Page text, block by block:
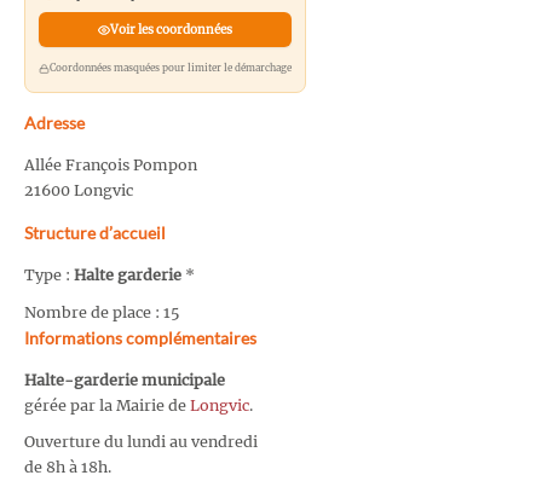
Voir les coordonnées
Coordonnées masquées pour limiter le démarchage
Adresse
Allée François Pompon
21600 Longvic
Structure d’accueil
Type : Halte garderie *
Nombre de place : 15
Informations complémentaires
Halte-garderie municipale
gérée par la Mairie de Longvic.
Ouverture du lundi au vendredi
de 8h à 18h.